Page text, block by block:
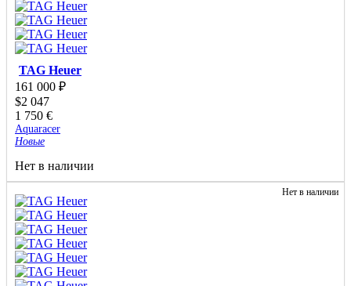
TAG Heuer
161 000 ₽
$2 047
1 750 €
Aquaracer
Новые
Нет в наличии
Нет в наличии